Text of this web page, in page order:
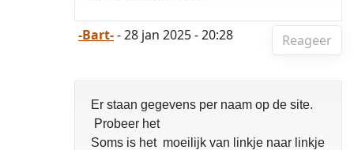
Reageer
-Bart-- 28 jan 2025 - 20:28
Er staan gegevens per naam op de site.
Probeer het
Soms is het moeilijk van linkje naar linkje